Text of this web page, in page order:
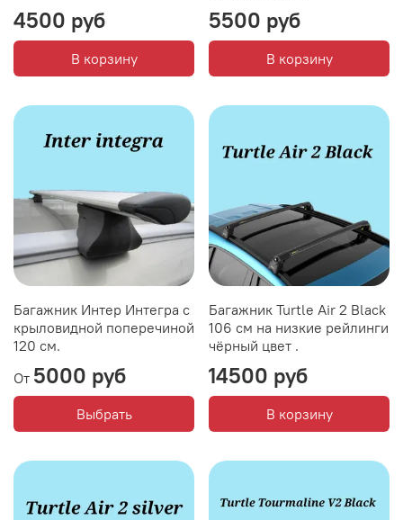
4500 руб
В корзину
5500 руб
В корзину
Багажник Интер Интегра с
крыловидной поперечиной
120 см.
От 5000 руб
Выбрать
Багажник Turtle Air 2 Black
106 см на низкие рейлинги
чёрный цвет .
14500 руб
В корзину